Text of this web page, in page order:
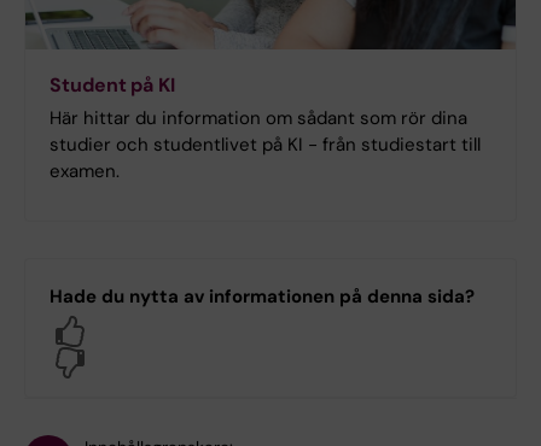
Student på KI
Här hittar du information om sådant som rör dina
studier och studentlivet på KI - från studiestart till
examen.
Hade du nytta av informationen på denna sida?